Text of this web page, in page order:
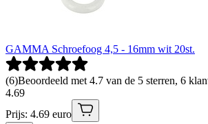
GAMMA Schroefoog 4,5 - 16mm wit 20st.
(6)Beoordeeld met 4.7 van de 5 sterren, 6
4.69
Prijs: 4.69 euro